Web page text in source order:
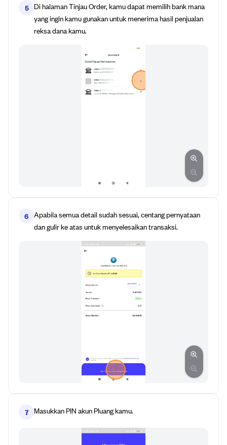
5 Di halaman Tinjau Order, kamu dapat memilih bank mana
yang ingin kamu gunakan untuk menerima hasil penjualan
reksa dana kamu.
6 Apabila semua detail sudah sesuai, centang pernyataan
dan gulir ke atas untuk menyelesaikan transaksi.
7 Masukkan PIN akun Pluang kamu.